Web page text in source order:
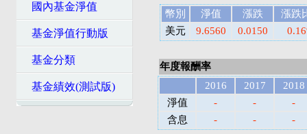
國內基金淨值
基金淨值行動版
基金分類
基金績效(測試版)
幣別 淨值 漲跌
漲跌
美元
9.6560 0.0150
年度報酬率
2016
2017
2018
淨值
- -
-
含息
- - -